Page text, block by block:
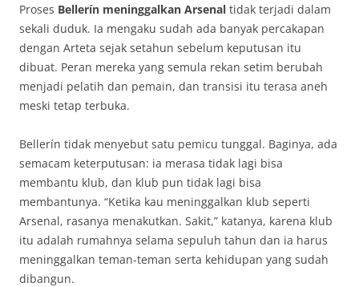
Proses Bellerín meninggalkan Arsenal tidak terjadi dalam
sekali duduk. Ia mengaku sudah ada banyak percakapan
dengan Arteta sejak setahun sebelum keputusan itu
dibuat. Peran mereka yang semula rekan setim berubah
menjadi pelatih dan pemain, dan transisi itu terasa aneh
meski tetap terbuka.
Bellerín tidak menyebut satu pemicu tunggal. Baginya, ada
semacam keterputusan: ia merasa tidak lagi bisa
membantu klub, dan klub pun tidak lagi bisa
membantunya. “Ketika kau meninggalkan klub seperti
Arsenal, rasanya menakutkan. Sakit,” katanya, karena klub
itu adalah rumahnya selama sepuluh tahun dan ia harus
meninggalkan teman-teman serta kehidupan yang sudah
dibangun.